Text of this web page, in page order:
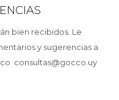
bien recibidos. Le
y sugerencias a
consultas@gocco.uy